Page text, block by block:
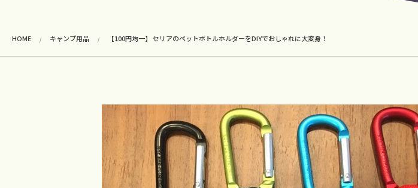
HOME キャンプ用品 【100円均一】 セリアのペットボトルホルダーをDIYでおしゃれに大変身！